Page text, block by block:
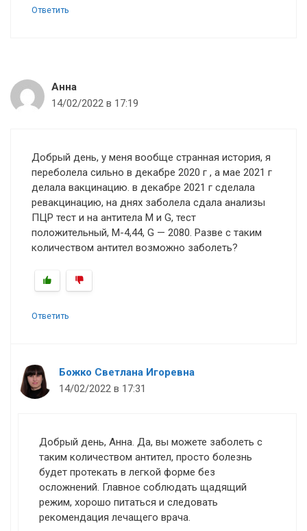
Ответить
Анна
14/02/2022 в 17:19
Добрый день, у меня вообще странная история, я
переболела сильно в декабре 2020 г , а мае 2021 г
делала вакцинацию. в декабре 2021 г сделала
ревакцинацию, на днях заболела сдала анализы
ПЦР тест и на антитела М и G, тест
положительный, М-4,44, G — 2080. Разве с таким
количеством антител возможно заболеть?
Ответить
Божко Светлана Игоревна
14/02/2022 в 17:31
Добрый день, Анна. Да, вы можете заболеть с
таким количеством антител, просто болезнь
будет протекать в легкой форме без
осложнений. Главное соблюдать щадящий
режим, хорошо питаться и следовать
рекомендация лечащего врача.